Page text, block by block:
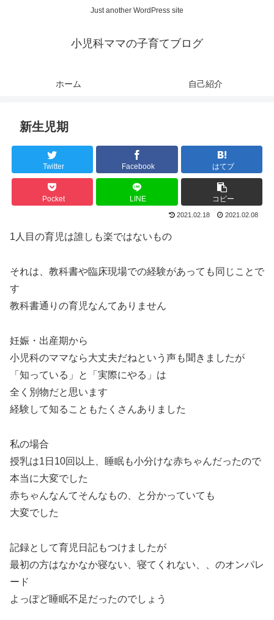
Just another WordPress site
小児科ママの子育てブログ
ホーム 自己紹介
新生児期
Twitter Facebook はてブ
Pocket LINE コピー
2021.02.18 2021.02.08
1人目の育児は誰しも楽ではないもの
それは、教科書や臨床現場での経験があっても同じことで
す
教科書通りの育児なんてありません
妊娠・出産期から
小児科のママなら大丈夫だねという声も聞きましたが
「知っている」と「実際にやる」は
全く別物だと思います
経験して知ることもたくさんありました
私の場合
授乳は1日10回以上、睡眠も小分けな赤ちゃんだったので
本当に大変でした
赤ちゃんなんてそんなもの、と分かっていても
大変でした
記録として育児日記もつけましたが
最初の方はなかなか寝ない、寝てくれない、、のオンパレ
ード
よっぽど睡眠不足だったのでしょう